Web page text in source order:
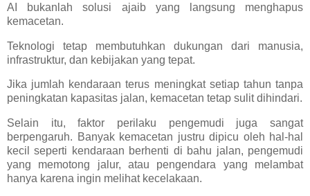
AI bukanlah solusi ajaib yang langsung menghapus
kemacetan.
Teknologi tetap membutuhkan dukungan dari manusia,
infrastruktur, dan kebijakan yang tepat.
Jika jumlah kendaraan terus meningkat setiap tahun tanpa
peningkatan kapasitas jalan, kemacetan tetap sulit dihindari.
Selain itu, faktor perilaku pengemudi juga sangat
berpengaruh. Banyak kemacetan justru dipicu oleh hal-hal
kecil seperti kendaraan berhenti di bahu jalan, pengemudi
yang memotong jalur, atau pengendara yang melambat
hanya karena ingin melihat kecelakaan.